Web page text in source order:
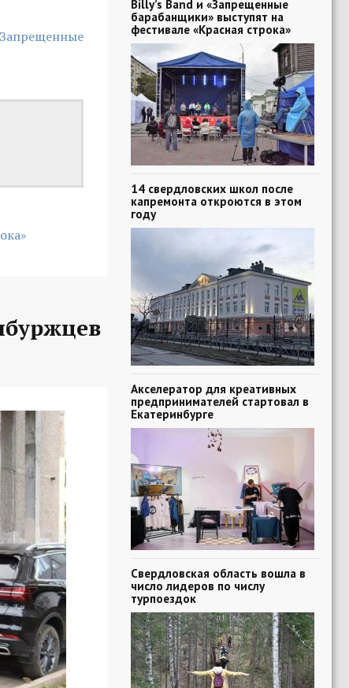
Billy’s Band и «Запрещенные
барабанщики» выступят на
фестивале «Красная строка»
14 свердловских школ после
капремонта откроются в этом
году
Акселератор для креативных
предпринимателей стартовал в
Екатеринбурге
Свердловская область вошла в
число лидеров по числу
турпоездок